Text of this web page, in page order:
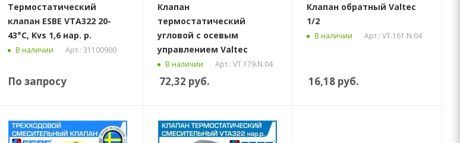
Термостатический
клапан ESBE VTA322 20-
43°C, Kvs 1,6 нар. р.
В наличии Арт.: 31100900
По запросу
Клапан
термостатический
угловой с осевым
управлением Valtec
В наличии Арт.: VT.179.N.04
72,32 руб.
Клапан обратный Valtec
1/2
В наличии Арт.: VT.161.N.04
16,18 руб.